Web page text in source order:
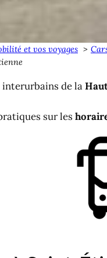
et vos voyages
de la
sur les